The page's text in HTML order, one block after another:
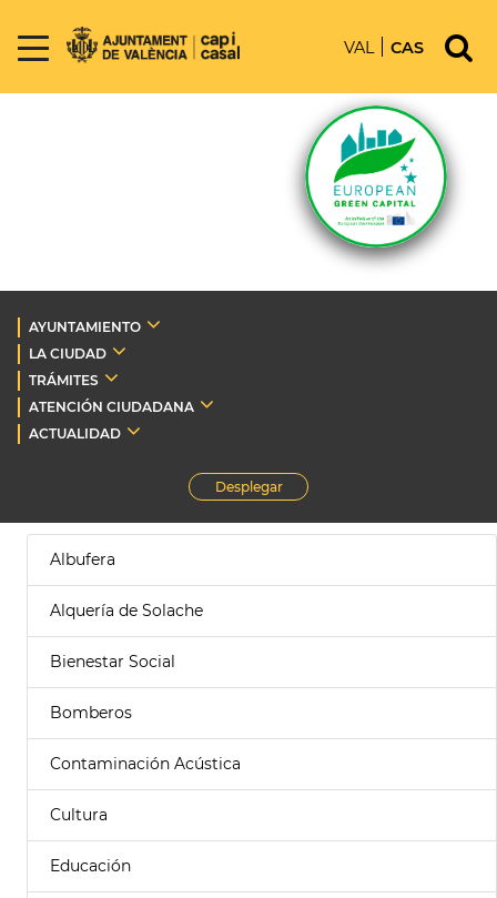
VAL CAS
AYUNTAMIENTO
LA CIUDAD
TRÁMITES
ATENCIÓN CIUDADANA
ACTUALIDAD
Desplegar
Albufera
Alquería de Solache
Bienestar Social
Bomberos
Contaminación Acústica
Cultura
Educación